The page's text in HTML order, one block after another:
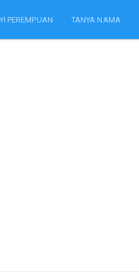
PEREMPUAN TANYA NAMA